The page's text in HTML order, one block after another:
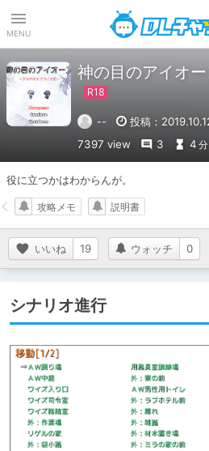
MENU
神の目のアイオ
-- 投稿：
7397 view
3 4 分
役に立つかはわからんが。
いいね 19 ウォッチ 0
攻略メモ 説明書
シナリオ進行